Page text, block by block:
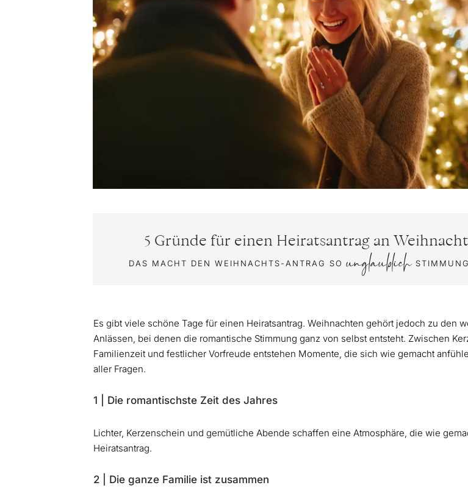
5 Gründe für einen Heiratsantrag an
DAS MACHT DEN WEIHNACHTS-ANTRAG SOunglaublich
Es gibt viele schöne Tage für einen Heiratsantrag. Weihnachten gehört jedoch zu den
Anlässen, bei denen die romantische Stimmung ganz von selbst entsteht. Zwischen
Familienzeit und festlicher Vorfreude entstehen Momente, die sich wie gemacht
aller Fragen.
1 | Die romantischste Zeit des Jahres
Lichter, Kerzenschein und gemütliche Abende schaffen eine Atmosphäre, die wie
Heiratsantrag.
2 | Die ganze Familie ist zusammen